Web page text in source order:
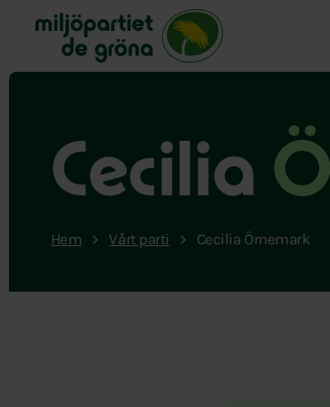
Miljöpartiet de gröna, startsida
Cecilia
Hem Vårt parti Cecilia Örnemark